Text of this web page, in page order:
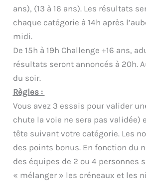
ans), (13 à 16 ans). Les résultats
chaque catégorie à 14h après
midi.
De 15h à 19h Challenge +16 ans,
résultats seront annoncés à 20h.
du soir.
Règles :
Vous avez 3 essais pour valider
chute la voie ne sera pas validée)
tête suivant votre catégorie. Les
des points bonus. En fonction du
des équipes de 2 ou 4 personnes
« mélanger » les créneaux et les